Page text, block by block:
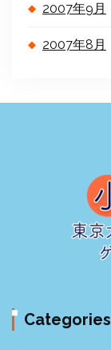
2007年9月
2007年8月
Categories